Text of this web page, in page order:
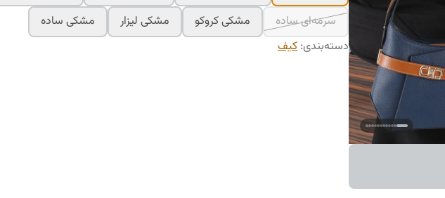
سرمه‌ای ساده
مشکی کروکو مشکی لیزار
مشکی ساده
دسته‌بندی: کیف